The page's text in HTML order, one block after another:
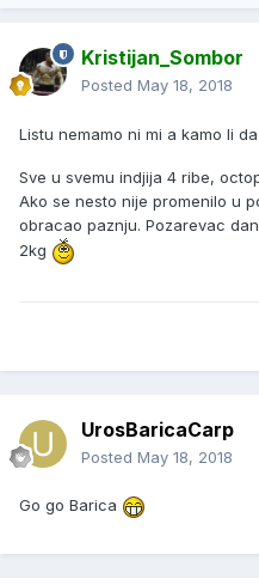
Kristijan_Sombor
Posted May 18, 2018
Listu nemamo ni mi a kamo li
Sve u svemu indjija 4 ribe,
Ako se nesto nije promenilo u
obracao paznju. Pozarevac
2kg
UrosBaricaCarp
Posted May 18, 2018
Go go Barica